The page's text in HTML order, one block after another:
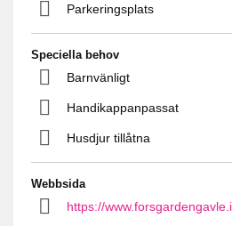
Parkeringsplats
Speciella behov
Barnvänligt
Handikappanpassat
Husdjur tillåtna
Webbsida
https://